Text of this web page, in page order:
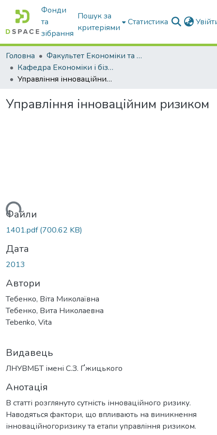
Фонди
та
зібрання
Пошук за
критеріями
Статистика
Головна
Факультет Економіки та бізнесу
Кафедра Економіки і бізнесу
Управління інноваційним ризиком
Управління інноваційним ризиком
Файли
1401.pdf(700.62 KB)
Дата
2013
Автори
Тебенко, Віта Миколаївна
Тебенко, Вита Николаевна
Tebenko, Vita
Видавець
ЛНУВМБТ імені С.З. Ґжицького
Анотація
В статті розглянуто сутність інноваційного ризику.
Наводяться фактори, що впливають на виникнення
інноваційногоризику та етапи управління ризиком.